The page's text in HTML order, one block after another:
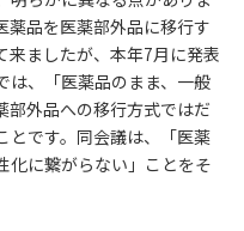
薬品を医薬部外品に移行す
来ましたが、本年7月に発表
は、「医薬品のまま、一般
部外品への移行方式ではだ
とです。同会議は、「医薬
化に繋がらない」ことをそ